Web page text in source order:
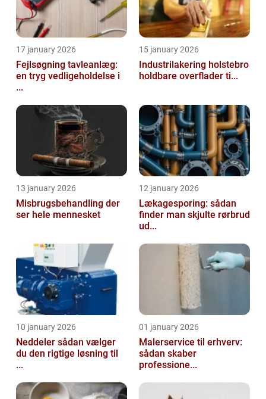
17 january 2026
Fejlsøgning tavleanlæg:
en tryg vedligeholdelse i
...
15 january 2026
Industrilakering holstebro
holdbare overflader ti...
13 january 2026
Misbrugsbehandling der
ser hele mennesket
12 january 2026
Lækagesporing: sådan
finder man skjulte rørbrud
ud...
10 january 2026
Neddeler sådan vælger
du den rigtige løsning til
...
01 january 2026
Malerservice til erhverv:
sådan skaber
professione...